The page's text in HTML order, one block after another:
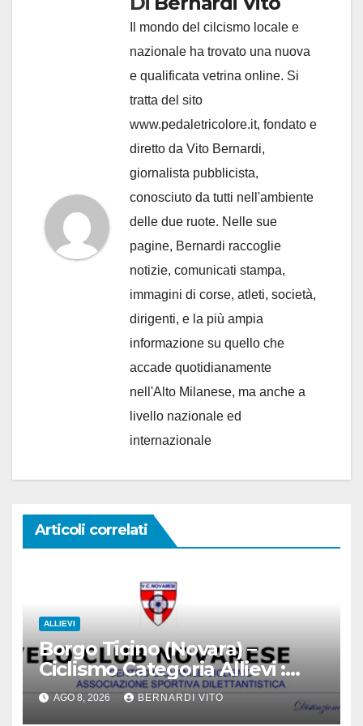
Il mondo del cilcismo locale e
nazionale ha trovato una nuova
e qualificata vetrina online. Si
tratta del sito
www.pedaletricolore.it, fondato e
diretto da Vito Bernardi,
giornalista pubblicista,
conosciuto da tutti nell'ambiente
delle due ruote. Nelle sue
pagine, Bernardi raccoglie
notizie, comunicati stampa,
immagini di corse, atleti, società,
dirigenti, e la più ampia
informazione su quello che
accade quotidianamente
nell'Alto Milanese, ma anche a
livello nazionale ed
internazionale
Articoli correlati
ALLIEVI
Borgo Ticino (Novara) –
Ciclismo Categoria Allievi :
Domenica 9 Agosto il Gran
Premio 12 Martiri – Si ringrazia
AGO 8, 2026 BERNARDI VITO